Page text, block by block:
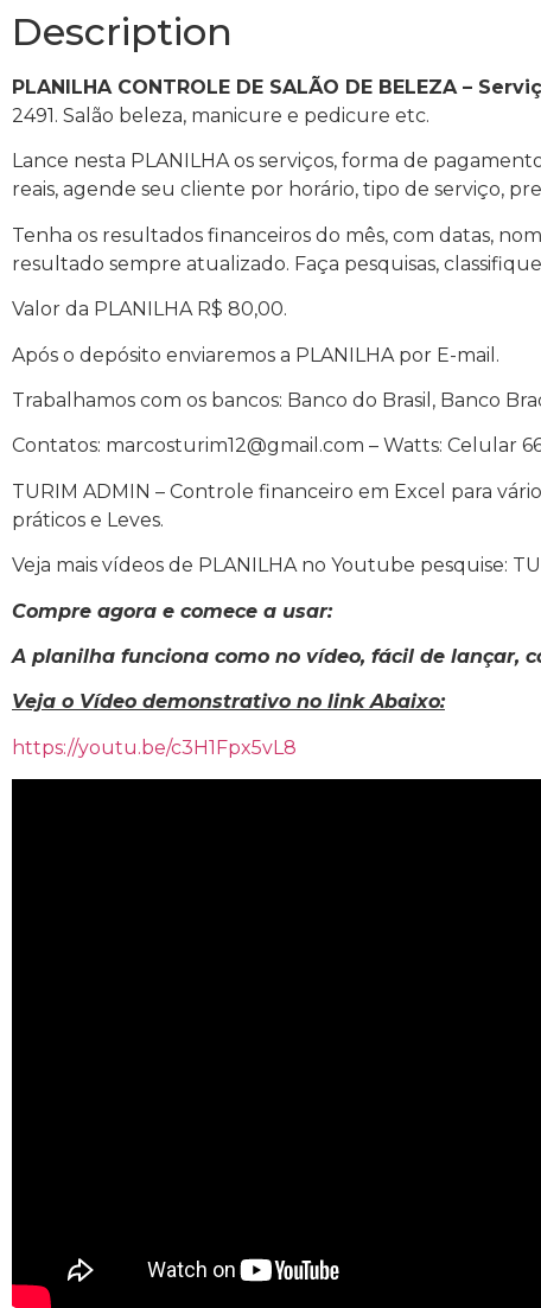
Description
PLANILHA CONTROLE DE SALÃO DE BELEZA –
2491. Salão beleza, manicure e pedicure etc.
Lance nesta PLANILHA os serviços, forma de
reais, agende seu cliente por horário, tipo de serviço,
Tenha os resultados financeiros do mês, com datas,
resultado sempre atualizado. Faça pesquisas,
Valor da PLANILHA R$ 80,00.
Após o depósito enviaremos a PLANILHA por E-mail.
Trabalhamos com os bancos: Banco do Brasil, Banco
Contatos: marcosturim12@gmail.com – Watts: Celular
TURIM ADMIN – Controle financeiro em Excel para
práticos e Leves.
Veja mais vídeos de PLANILHA no Youtube pesquise:
Compre agora e comece a usar:
A planilha funciona como no vídeo, fácil de lançar,
Veja o Vídeo demonstrativo no link Abaixo:
https://youtu.be/c3H1Fpx5vL8